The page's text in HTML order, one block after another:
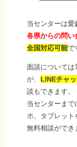
当センターは愛
各県からの問い
全国対応可能で
面談については
が、 LINEチャ
談もできます。
当センターま
ホ、タブレッ
無料相談ができ